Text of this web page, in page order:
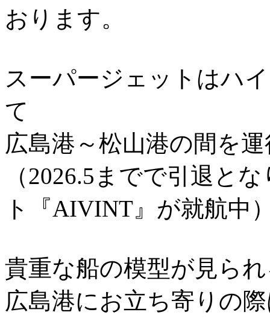
おります。
スーパージェットはハ
て
広島港～松山港の間を
（2026.5までで引退と
ト『AIVINT』が就航中
貴重な船の模型が見ら
広島港にお立ち寄りの